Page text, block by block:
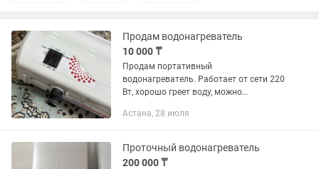
Продам водонагреватель
10 000 ₸
Продам портативный
водонагреватель. Работает от сети 220
Вт, хорошо греет воду, можно
ванну. Подключается очень легко, к
Астана, 28 июля
Проточный водонагреватель
200 000 ₸